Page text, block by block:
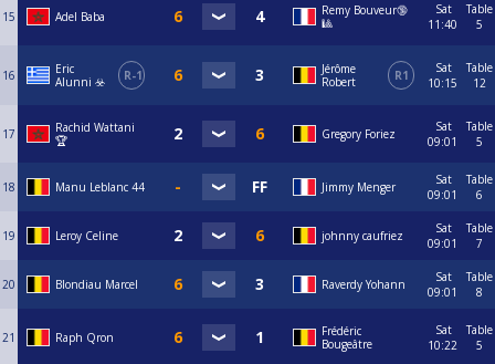
15 Adel Baba
Remy Bouveur🔞
🎱
Sat
11:40
Table
5
16
Eric
Alunni ☣️
R-1
Jérôme
Robert
R1
Sat
10:15
Table
12
17
Rachid Wattani
🏆
Gregory Foriez
Sat
09:01
Table
5
18 Manu Leblanc 44 Jimmy Menger
Sat
09:01
Table
6
19 Leroy Celine johnny caufriez
Sat
09:01
Table
7
20 Blondiau Marcel Raverdy Yohann
Sat
09:01
Table
8
21 Raph Qron
Frédéric
Bougeâtre
Sat
10:22
Table
5